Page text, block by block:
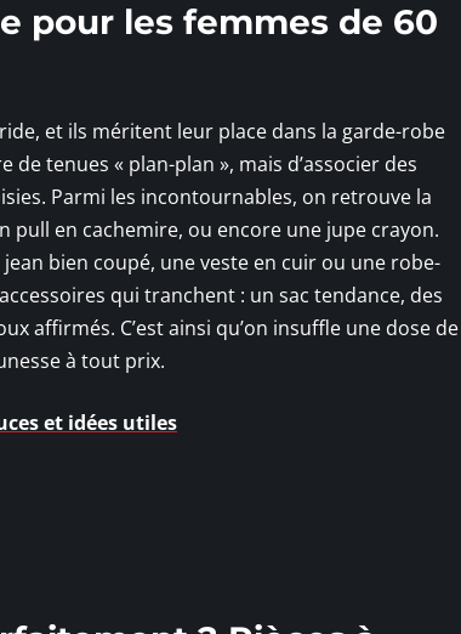
pour les femmes de 60
et ils méritent leur place dans la garde-robe
de tenues « plan-plan », mais d’associer des
Parmi les incontournables, on retrouve la
en cachemire, ou encore une jupe crayon.
bien coupé, une veste en cuir ou une robe-
qui tranchent : un sac tendance, des
affirmés. C’est ainsi qu’on insuffle une dose de
à tout prix.
et idées utiles